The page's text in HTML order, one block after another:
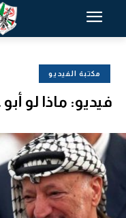
مكتبة الفيديو
فيديو: ماذا لو أبو